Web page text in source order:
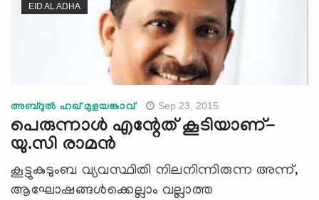
EID AL ADHA
അബ്ദുല്‍ ഹഖ് മുളയങ്കാവ് Sep 23, 2015
പെരുന്നാള്‍ എന്റേത് കൂടിയാണ്-
യു.സി രാമന്‍
കൂട്ടുകുടുംബ വ്യവസ്ഥിതി നിലനിന്നിരുന്ന അന്ന്,
ആഘോഷങ്ങള്‍ക്കെല്ലാം വല്ലാത്ത